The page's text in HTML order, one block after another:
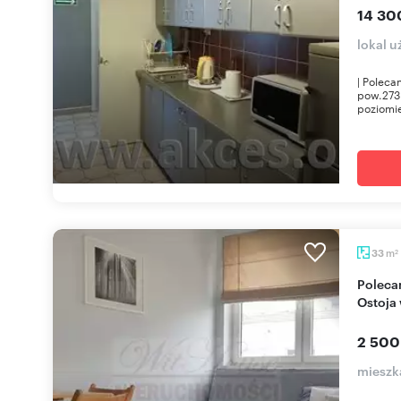
14
lokal
|
33 m2
Polecam kawalerkę 33 m² na osiedlu Lipowa-
Ostoja
2